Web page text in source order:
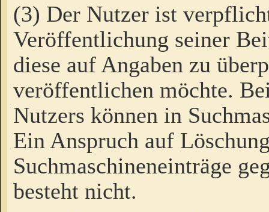
(3) Der Nutzer ist
Veröffentlichung seiner
diese auf Angaben zu
veröffentlichen möchte.
Nutzers können in
Ein Anspruch auf
Suchmaschineneinträge
besteht nicht.